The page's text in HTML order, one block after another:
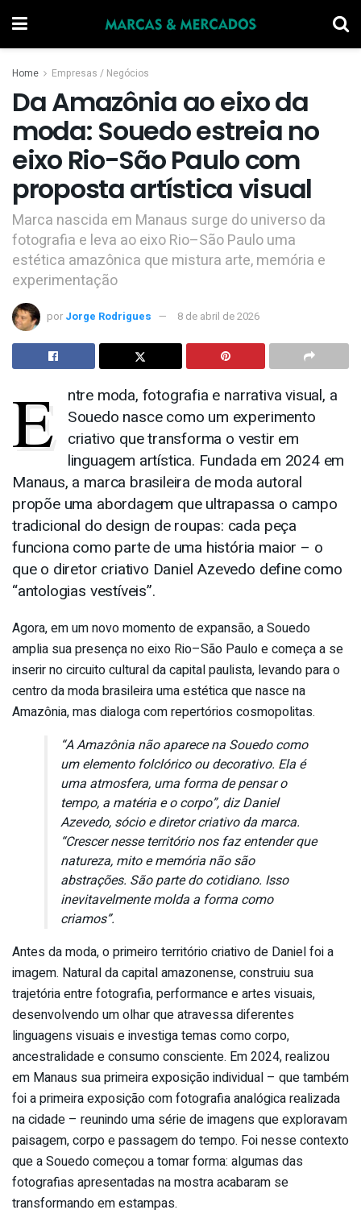
Home Empresas / Negócios
Da Amazônia ao eixo da
moda: Souedo estreia no
eixo Rio-São Paulo com
proposta artística visual
Marca nascida em Manaus surge do universo da
fotografia e leva ao eixo Rio–São Paulo uma
estética amazônica que mistura arte, memória e
experimentação
por Jorge Rodrigues 8 de abril de 2026
E
ntre moda, fotografia e narrativa visual, a
Souedo nasce como um experimento
criativo que transforma o vestir em
linguagem artística. Fundada em 2024 em
Manaus, a marca brasileira de moda autoral
propõe uma abordagem que ultrapassa o campo
tradicional do design de roupas: cada peça
funciona como parte de uma história maior – o
que o diretor criativo Daniel Azevedo define como
“antologias vestíveis”.
Agora, em um novo momento de expansão, a Souedo
amplia sua presença no eixo Rio–São Paulo e começa a se
inserir no circuito cultural da capital paulista, levando para o
centro da moda brasileira uma estética que nasce na
Amazônia, mas dialoga com repertórios cosmopolitas.
“A Amazônia não aparece na Souedo como
um elemento folclórico ou decorativo. Ela é
uma atmosfera, uma forma de pensar o
tempo, a matéria e o corpo”, diz Daniel
Azevedo, sócio e diretor criativo da marca.
“Crescer nesse território nos faz entender que
natureza, mito e memória não são
abstrações. São parte do cotidiano. Isso
inevitavelmente molda a forma como
criamos”.
Antes da moda, o primeiro território criativo de Daniel foi a
imagem. Natural da capital amazonense, construiu sua
trajetória entre fotografia, performance e artes visuais,
desenvolvendo um olhar que atravessa diferentes
linguagens visuais e investiga temas como corpo,
ancestralidade e consumo consciente. Em 2024, realizou
em Manaus sua primeira exposição individual – que também
foi a primeira exposição com fotografia analógica realizada
na cidade – reunindo uma série de imagens que exploravam
paisagem, corpo e passagem do tempo. Foi nesse contexto
que a Souedo começou a tomar forma: algumas das
fotografias apresentadas na mostra acabaram se
transformando em estampas.